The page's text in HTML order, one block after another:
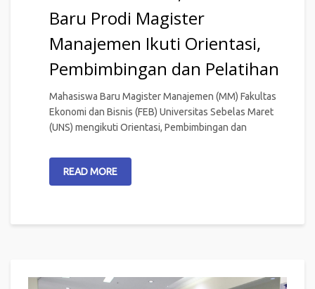
Baru Prodi Magister
Manajemen Ikuti Orientasi,
Pembimbingan dan Pelatihan
Mahasiswa Baru Magister Manajemen (MM) Fakultas
Ekonomi dan Bisnis (FEB) Universitas Sebelas Maret
(UNS) mengikuti Orientasi, Pembimbingan dan
READ MORE